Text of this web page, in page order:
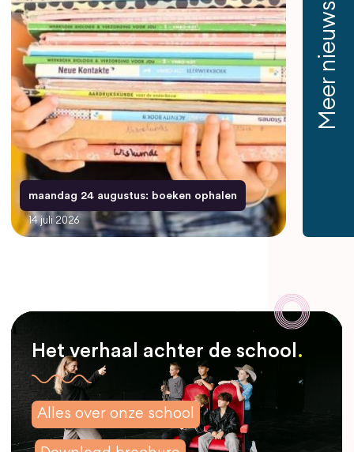
maandag 24 augustus: boeken ophalen
14 juli 2026
Meer nieuws
Het verhaal achter de school .
Alles over onze school
Het verhaal achter de school .
Alles over onze school
Het verhaal achter de school .
Alles over onze school